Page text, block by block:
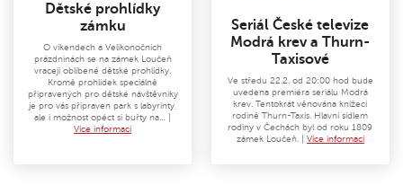
Dětské prohlídky
zámku
O víkendech a Velikonočních
prázdninách se na zámek Loučeň
vracejí oblíbené dětské prohlídky.
Kromě prohlídek speciálně
připravených pro dětské návštěvníky
je pro vás připraven park s labyrinty,
ale i možnost opéct si buřty na… |
Více informací
Seriál České televize
Modrá krev a Thurn-
Taxisové
Ve středu 22.2. od 20:00 hod bude
uvedena premiéra seriálu Modrá
krev. Tentokrát věnována knížecí
rodině Thurn-Taxis. Hlavní sídlem
rodiny v Čechách byl od roku 1809
zámek Loučeň. | Více informací